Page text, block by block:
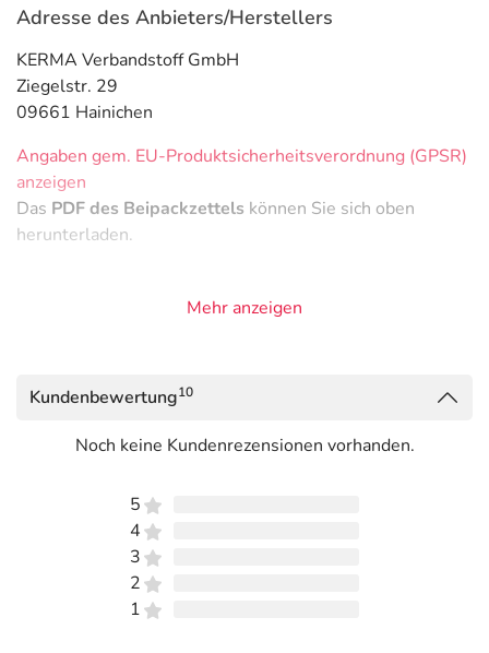
Adresse des Anbieters/Herstellers
KERMA Verbandstoff GmbH
Ziegelstr. 29
09661 Hainichen
Angaben gem. EU-Produktsicherheitsverordnung (GPSR)
anzeigen
Das PDF des Beipackzettels können Sie sich oben
herunterladen.
Mehr anzeigen
Kundenbewertung10
Noch keine Kundenrezensionen vorhanden.
5
4
3
2
1